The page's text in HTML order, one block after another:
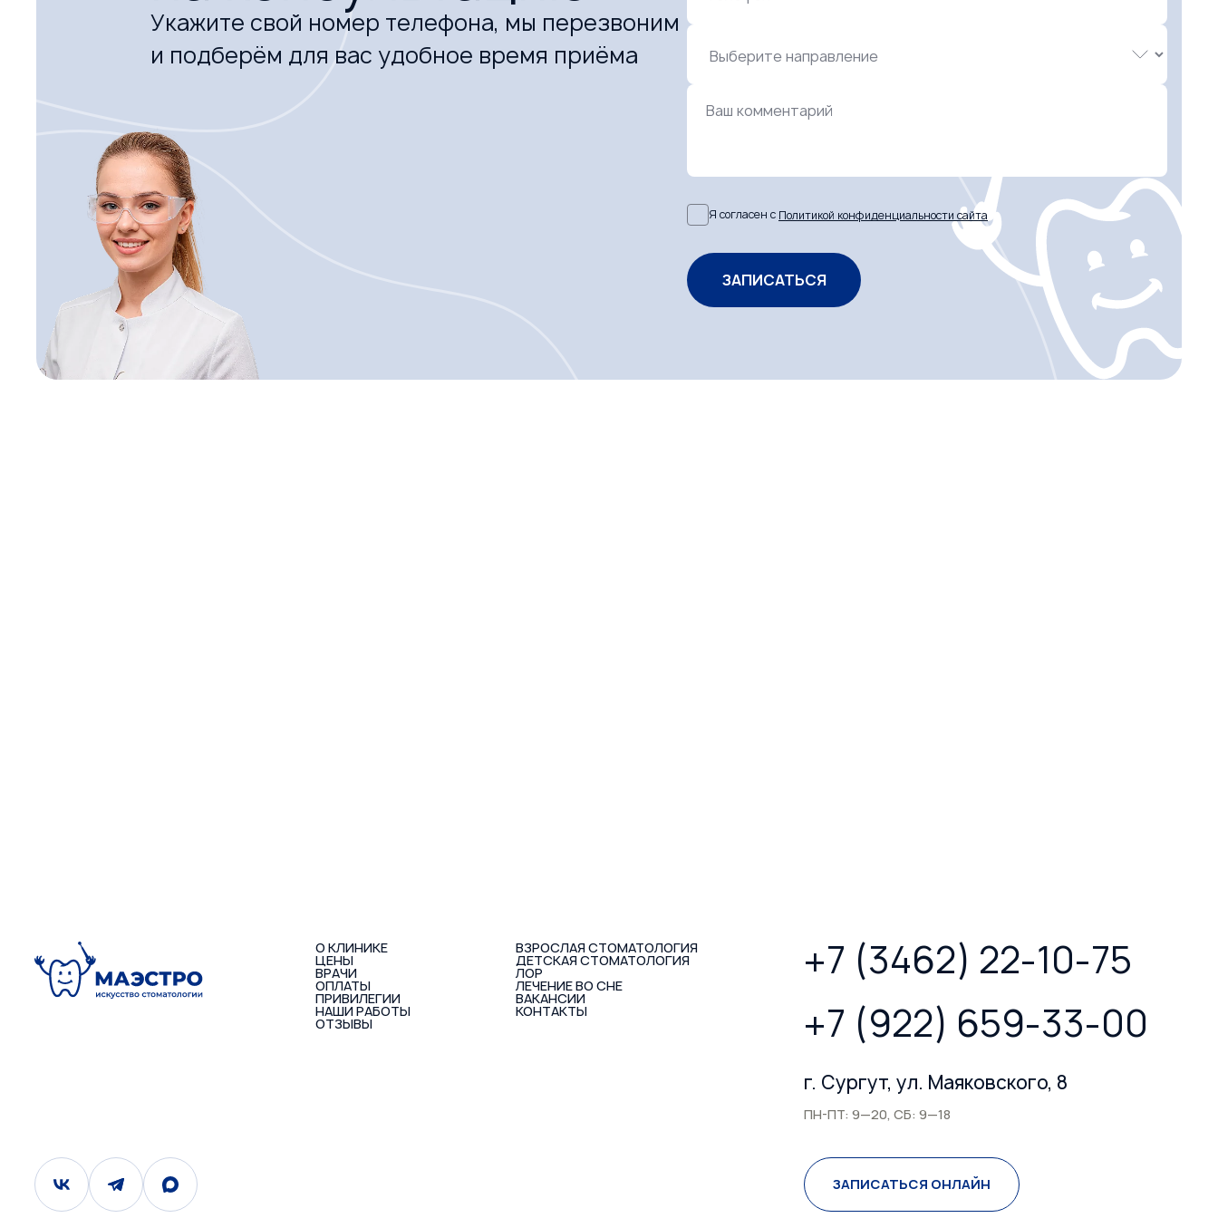
Укажите свой номер телефона, мы перезвоним
и подберём для вас удобное время приёма
Ваш комментарий
Я согласен с Политикой конфиденциальности сайта
ЗАПИСАТЬСЯ
О КЛИНИКЕ
ЦЕНЫ
ВРАЧИ
ОПЛАТЫ
ПРИВИЛЕГИИ
НАШИ РАБОТЫ
ОТЗЫВЫ
ВЗРОСЛАЯ СТОМАТОЛОГИЯ
ДЕТСКАЯ СТОМАТОЛОГИЯ
ЛОР
ЛЕЧЕНИЕ ВО СНЕ
ВАКАНСИИ
КОНТАКТЫ
+7 (3462) 22-10-75
+7 (922) 659-33-00
г. Сургут, ул. Маяковского, 8
ПН-ПТ: 9—20, СБ: 9—18
ЗАПИСАТЬСЯ ОНЛАЙН